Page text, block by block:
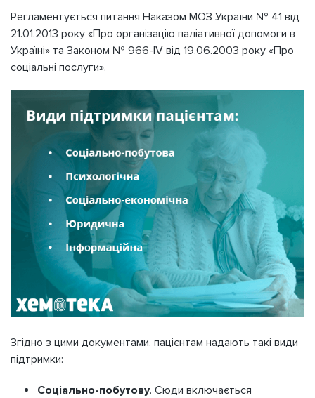
Регламентується питання Наказом МОЗ України № 41 від
21.01.2013 року «Про організацію паліативної допомоги в
Україні» та Законом № 966-ІV від 19.06.2003 року «Про
соціальні послуги».
Згідно з цими документами, пацієнтам надають такі види
підтримки:
Соціально-побутову. Сюди включається